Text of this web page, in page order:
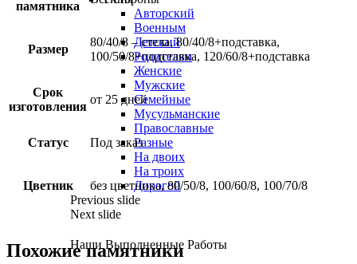
Авторский
Военным
Детский
Родителям
Женские
Мужские
Семейные
Мусульманские
Православные
Разные
На двоих
На троих
Дорогой
Previous slide
Next slide
Наши Выполненные Работы
памятника
Размер
80/40/8 – стела, 80/40/8+подставка,
100/50/8+подставка, 120/60/8+подставка
Срок
изготовления
от 25 дней
Статус Под заказ
Цветник без цветника, 80/50/8, 100/60/8, 100/70/8
Похожие памятники